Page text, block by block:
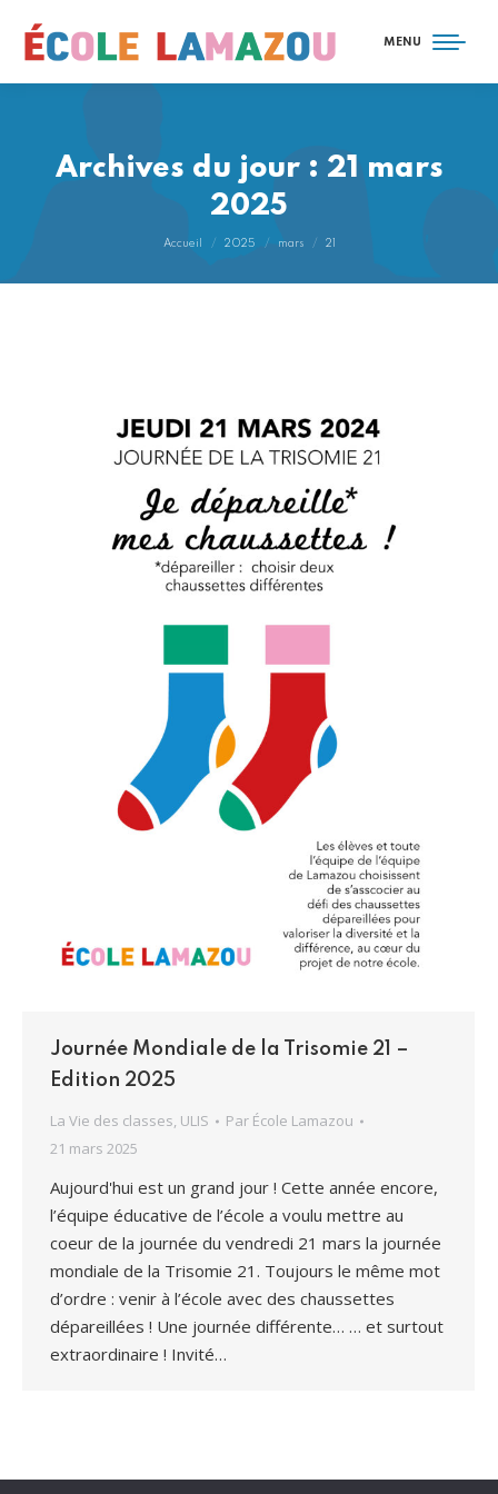
MENU
Archives du jour : 21 mars
2025
Vous êtes ici :
Accueil 2025 mars 21
Journée Mondiale de la Trisomie 21 –
Edition 2025
La Vie des classes, ULIS Par École Lamazou
21 mars 2025
Aujourd'hui est un grand jour ! Cette année encore,
l’équipe éducative de l’école a voulu mettre au
coeur de la journée du vendredi 21 mars la journée
mondiale de la Trisomie 21. Toujours le même mot
d’ordre : venir à l’école avec des chaussettes
dépareillées ! Une journée différente… … et surtout
extraordinaire ! Invité…